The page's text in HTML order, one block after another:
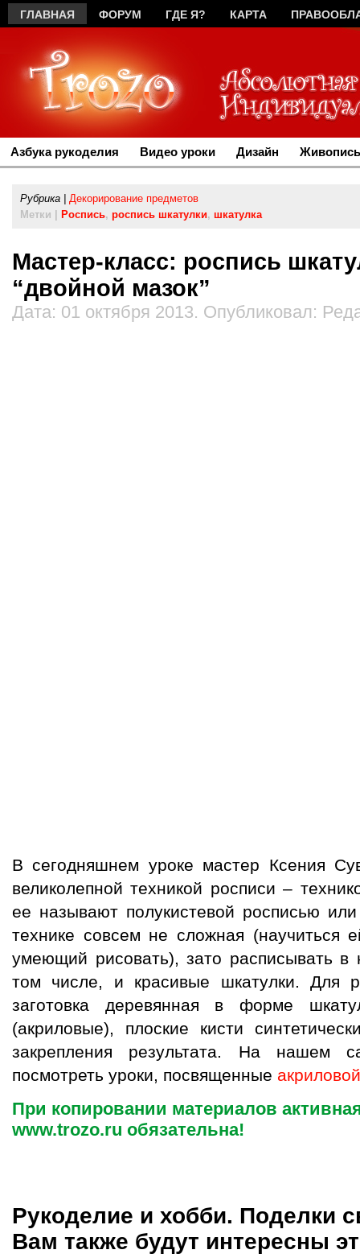
ГЛАВНАЯ ФОРУМ ГДЕ Я? КАРТА
Азбука рукоделия Видео уроки Дизайн
Рубрика |
Декорирование предметов
Метки |
Роспись, роспись шкатулки, шкатулка
Мастер-класс: роспись
“двойной мазок”
Дата: 01 октября 2013. Опубликовал:
В сегодняшнем уроке мастер Ксения
великолепной техникой росписи –
ее называют полукистевой росписью
технике совсем не сложная
умеющий рисовать), зато расписывать
том числе, и красивые шкатулки. Для
заготовка деревянная в форме
(акриловые), плоские кисти
закрепления результата. На нашем
посмотреть уроки, посвященные
При копировании материалов
www.trozo.ru обязательна!
Рукоделие и хобби. Поделки
Вам также будут интересны